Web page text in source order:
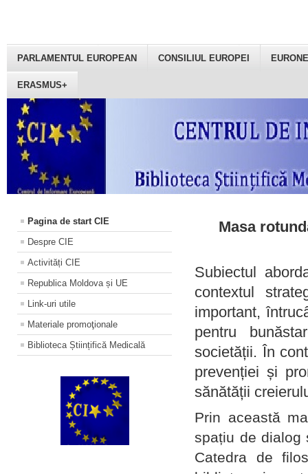
PARLAMENTUL EUROPEAN CONSILIUL EUROPEI
ERASMUS+
Pagina de start CIE
Despre CIE
Activități CIE
Republica Moldova și UE
Link-uri utile
Materiale promoţionale
Biblioteca Științifică Medicală
Masa
Subiectul
contextul
important,
pentru
societății. În
prevenției și
sănătății
Prin această
spațiu de dialog
Catedra de